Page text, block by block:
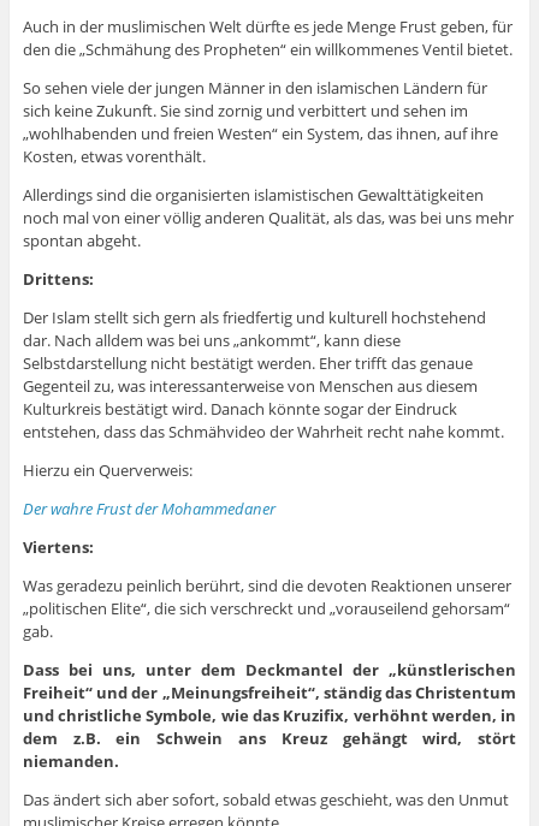
Auch in der muslimischen Welt dürfte es jede Menge Frust geben, für
den die „Schmähung des Propheten“ ein willkommenes Ventil bietet.
So sehen viele der jungen Männer in den islamischen Ländern für
sich keine Zukunft. Sie sind zornig und verbittert und sehen im
„wohlhabenden und freien Westen“ ein System, das ihnen, auf ihre
Kosten, etwas vorenthält.
Allerdings sind die organisierten islamistischen Gewalttätigkeiten
noch mal von einer völlig anderen Qualität, als das, was bei uns mehr
spontan abgeht.
Drittens:
Der Islam stellt sich gern als friedfertig und kulturell hochstehend
dar. Nach alldem was bei uns „ankommt“, kann diese
Selbstdarstellung nicht bestätigt werden. Eher trifft das genaue
Gegenteil zu, was interessanterweise von Menschen aus diesem
Kulturkreis bestätigt wird. Danach könnte sogar der Eindruck
entstehen, dass das Schmähvideo der Wahrheit recht nahe kommt.
Hierzu ein Querverweis:
Der wahre Frust der Mohammedaner
Viertens:
Was geradezu peinlich berührt, sind die devoten Reaktionen unserer
„politischen Elite“, die sich verschreckt und „vorauseilend gehorsam“
gab.
Dass bei uns, unter dem Deckmantel der „künstlerischen
Freiheit“ und der „Meinungsfreiheit“, ständig das Christentum
und christliche Symbole, wie das Kruzifix, verhöhnt werden, in
dem z.B. ein Schwein ans Kreuz gehängt wird, stört
niemanden.
Das ändert sich aber sofort, sobald etwas geschieht, was den Unmut